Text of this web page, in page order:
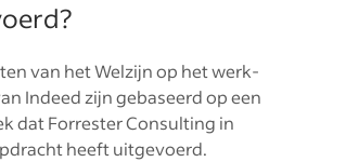
van het Welzijn op het werk-
Indeed zijn gebaseerd op een
dat Forrester Consulting in
heeft uitgevoerd.